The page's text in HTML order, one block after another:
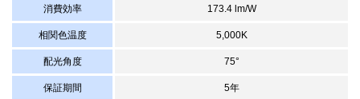
消費効率 173.4 lm/W
相関色温度 5,000K
配光角度 75°
保証期間 5年